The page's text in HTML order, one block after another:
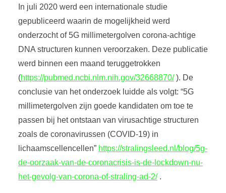
In juli 2020 werd een internationale studie
gepubliceerd waarin de mogelijkheid werd
onderzocht of 5G millimetergolven corona-achtige
DNA structuren kunnen veroorzaken. Deze publicatie
werd binnen een maand teruggetrokken
(https://pubmed.ncbi.nlm.nih.gov/32668870/). De
conclusie van het onderzoek luidde als volgt: “5G
millimetergolven zijn goede kandidaten om toe te
passen bij het ontstaan van virusachtige structuren
zoals de coronavirussen (COVID-19) in
lichaamscellencellen” https://stralingsleed.nl/blog/5g-
de-oorzaak-van-de-coronacrisis-is-de-lockdown-nu-
het-gevolg-van-corona-of-straling-ad-2/.